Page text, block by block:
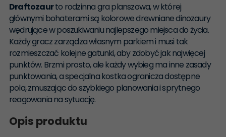
Draftozaurto rodzinna gra planszowa, w której
głównymi bohaterami są kolorowe drewniane dinozaury
wędrujące w poszukiwaniu najlepszego miejsca do życia.
Każdy gracz zarządza własnym parkiem i musi tak
rozmieszczać kolejne gatunki, aby zdobyć jak najwięcej
punktów. Brzmi prosto, ale każdy wybieg ma inne zasady
punktowania, a specjalna kostka ogranicza dostępne
pola, zmuszając do szybkiego planowania i sprytnego
reagowania na sytuację.
Opis produktu